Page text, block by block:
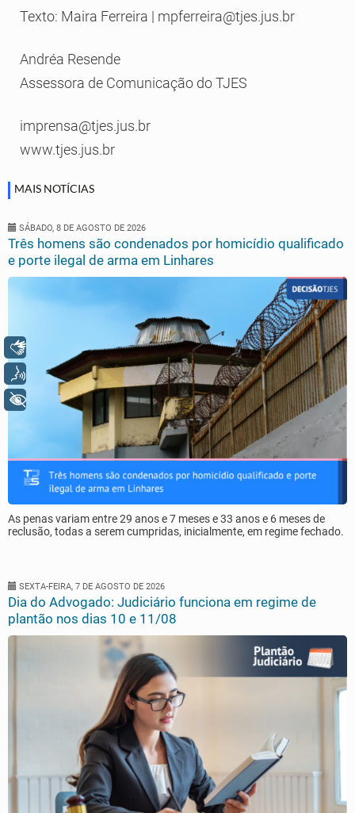
Texto: Maira Ferreira | mpferreira@tjes.jus.br
Andréa Resende
Assessora de Comunicação do TJES
imprensa@tjes.jus.br
www.tjes.jus.br
MAIS NOTÍCIAS
SÁBADO, 8 DE AGOSTO DE 2026
Três homens são condenados por homicídio qualificado
e porte ilegal de arma em Linhares
As penas variam entre 29 anos e 7 meses e 33 anos e 6 meses de
reclusão, todas a serem cumpridas, inicialmente, em regime fechado.
SEXTA-FEIRA, 7 DE AGOSTO DE 2026
Dia do Advogado: Judiciário funciona em regime de
plantão nos dias 10 e 11/08
Voz
+ Acessibilidade